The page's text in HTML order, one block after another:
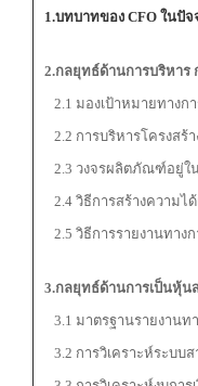
1.บทบาทของ CFO ในปั
2.กลยุทธ์ด้านการบริหาร
2.1 มองเป้าหมายทางก
2.2 การบริหารโครงสร้
2.3 วงจรผลิตภัณฑ์อยู่ใ
2.4 วิธีการสร้างความไ
2.5 วิธีการรายงานทาง
3.กลยุทธ์ด้านการเป็นหุ้น
3.1 มาตรฐานรายงานทา
3.2 การวิเคราะห์ระบบ